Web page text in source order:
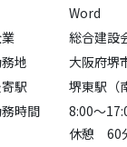
Word
総合建設
地
大阪府堺
駅
堺東駅（
時間
8:00～
休憩 60